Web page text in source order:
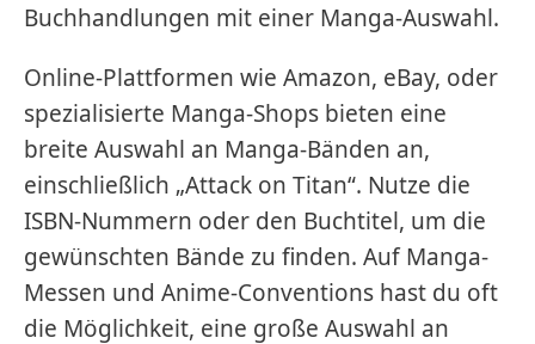
Buchhandlungen mit einer Manga-Auswahl.
Online-Plattformen wie Amazon, eBay, oder
spezialisierte Manga-Shops bieten eine
breite Auswahl an Manga-Bänden an,
einschließlich „Attack on Titan“. Nutze die
ISBN-Nummern oder den Buchtitel, um die
gewünschten Bände zu finden. Auf Manga-
Messen und Anime-Conventions hast du oft
die Möglichkeit, eine große Auswahl an